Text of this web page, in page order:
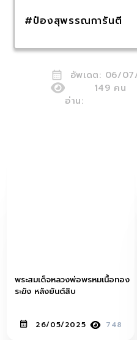
#ป๋องสุพรรณการันตี
อัพเดต: 06/
อ่าน:
149 คน
พระสมเด็จหลวงพ่อพรหมเนื้อทอง
ระฆัง หลังยันต์สิบ
26/05/2025 748